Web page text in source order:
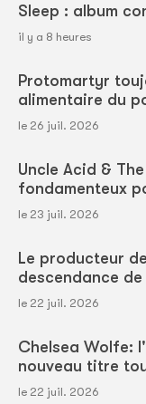
Sleep : album
il y a 8 heures
Protomartyr
alimentaire du
le 26 juil. 2026
Uncle Acid &
fondamenteux
le 23 juil. 2026
Le producteur
descendance
le 22 juil. 2026
Chelsea Wolfe:
nouveau titre
le 22 juil. 2026